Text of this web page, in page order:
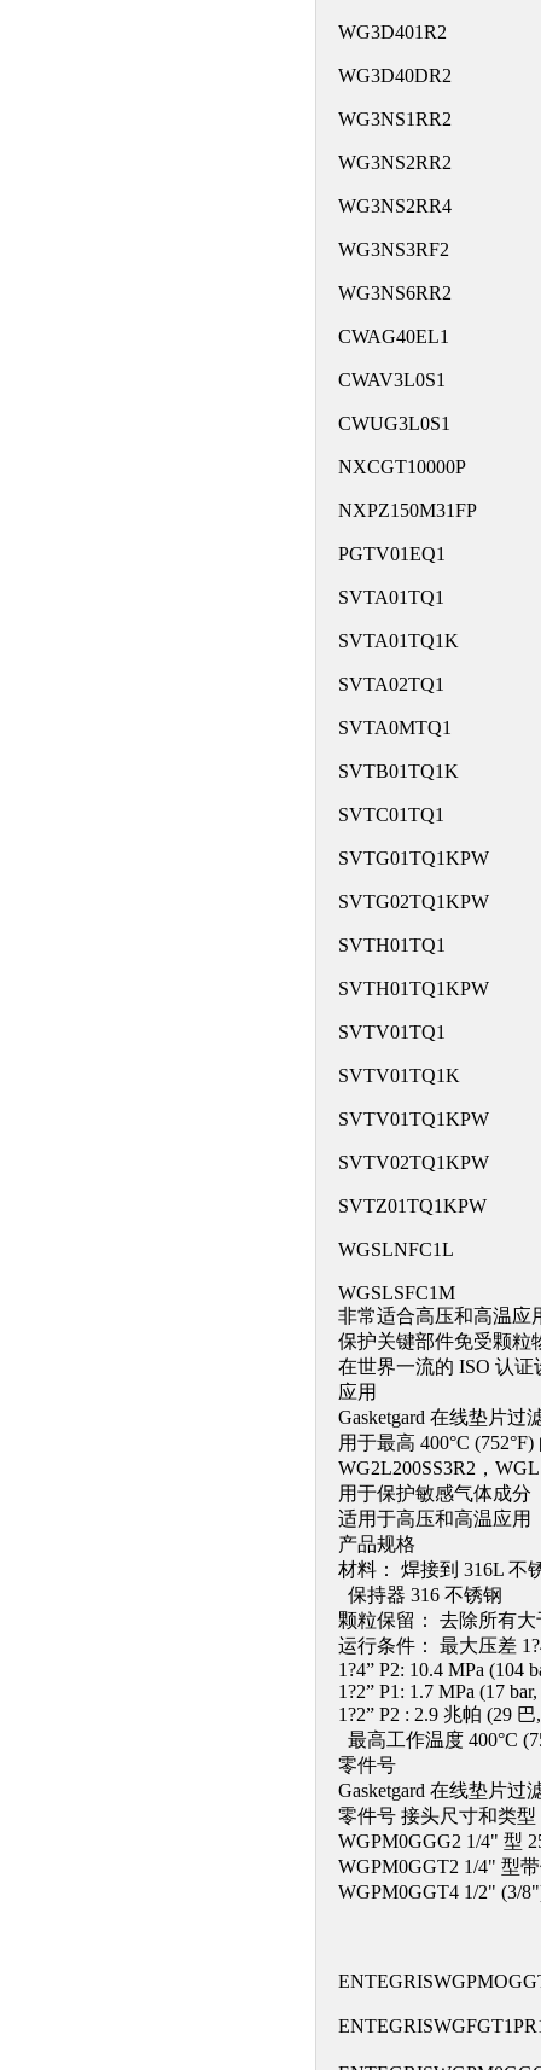
WG3D401R2
WG3D40DR2
WG3NS1RR2
WG3NS2RR2
WG3NS2RR4
WG3NS3RF2
WG3NS6RR2
CWAG40EL1
CWAV3L0S1
CWUG3L0S1
NXCGT10000P
NXPZ150M31FP
PGTV01EQ1
SVTA01TQ1
SVTA01TQ1K
SVTA02TQ1
SVTA0MTQ1
SVTB01TQ1K
SVTC01TQ1
SVTG01TQ1KPW
SVTG02TQ1KPW
SVTH01TQ1
SVTH01TQ1KPW
SVTV01TQ1
SVTV01TQ1K
SVTV01TQ1KPW
SVTV02TQ1KPW
SVTZ01TQ1KPW
WGSLNFC1L
WGSLSFC1M
非常适合高压和高温应
保护关键部件免受颗粒
在世界一流的 ISO 认证
应用
Gasketgard 在线垫片过
用于最高 400°C
WG2L200SS3R2，
用于保护敏感气体成分
适用于高压和高温应用
产品规格
材料： 焊接到 316L 不
保持器 316 不锈钢
颗粒保留： 去除所有
运行条件： 最大压差
1?4” P2: 10.4 MPa (104
1?2” P1: 1.7 MPa (17
1?2” P2 : 2.9 兆帕 (29 巴
最高工作温度 400°C
零件号
Gasketgard 在线垫片过
零件号 接头尺寸和类型
WGPM0GGG2 1/4" 型
WGPM0GGT2 1/4" 型
WGPM0GGT4 1/2" (3/